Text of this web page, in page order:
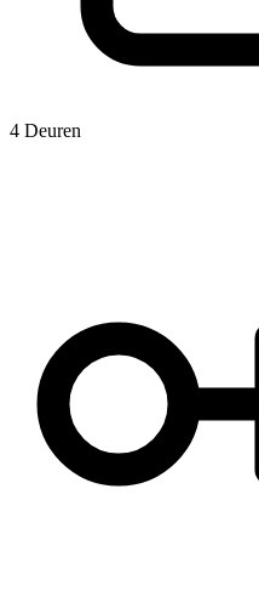
4 Deuren